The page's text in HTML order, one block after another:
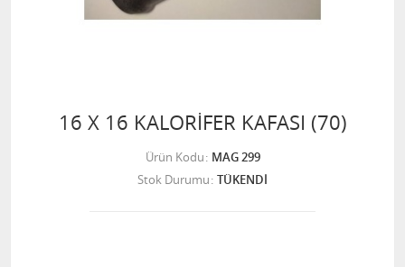
16 X 16 KALORİFER KAFASI (70)
Ürün Kodu MAG 299
Stok Durumu TÜKENDİ